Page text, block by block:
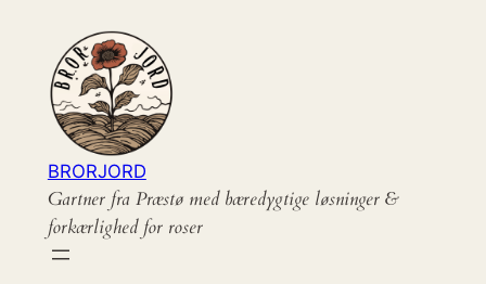
indhold
BRORJORD
Gartner fra Præstø med bæredygtige løsninger &
forkærlighed for roser